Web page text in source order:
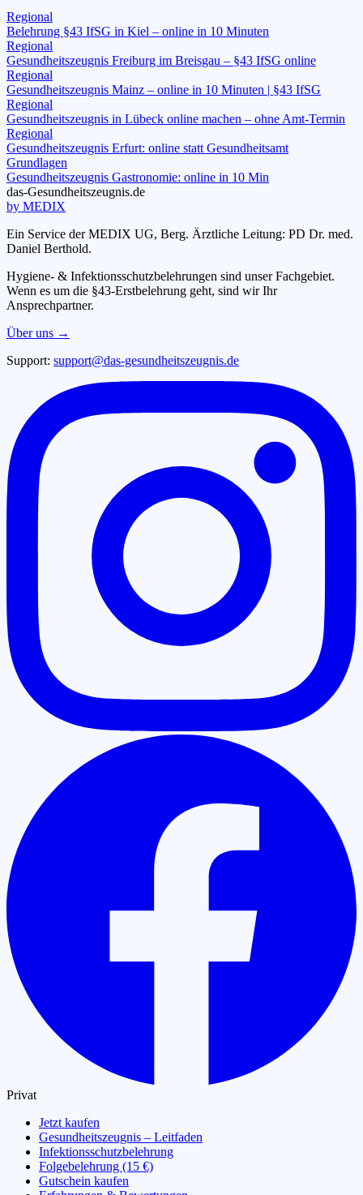
Regional
Belehrung §43 IfSG in Kiel – online in 10 Minuten
Regional
Gesundheitszeugnis Freiburg im Breisgau – §43 IfSG online
Regional
Gesundheitszeugnis Mainz – online in 10 Minuten | §43 IfSG
Regional
Gesundheitszeugnis in Lübeck online machen – ohne Amt-Termin
Regional
Gesundheitszeugnis Erfurt: online statt Gesundheitsamt
Grundlagen
Gesundheitszeugnis Gastronomie: online in 10 Min
das-Gesundheitszeugnis.de
by MEDIX
Ein Service der MEDIX UG, Berg. Ärztliche Leitung: PD Dr. med.
Daniel Berthold.
Hygiene- & Infektionsschutzbelehrungen sind unser Fachgebiet.
Wenn es um die §43-Erstbelehrung geht, sind wir Ihr
Ansprechpartner.
Über uns →
Support: support@das-gesundheitszeugnis.de
Privat
Jetzt kaufen
Gesundheitszeugnis – Leitfaden
Infektionsschutzbelehrung
Folgebelehrung (15 €)
Gutschein kaufen